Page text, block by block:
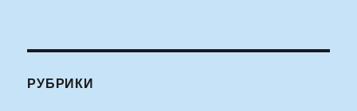
РУБРИКИ